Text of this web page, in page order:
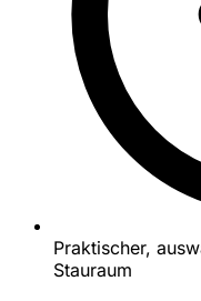
Praktischer,
Stauraum